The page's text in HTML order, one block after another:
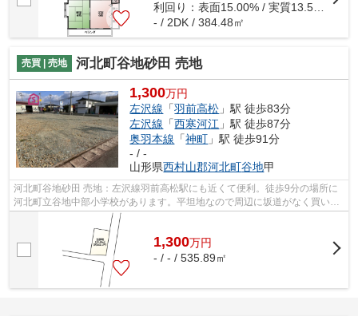
- / 2DK / 384.48㎡
売買 | 売地 河北町谷地砂田 売地
1,300万円
左沢線 「羽前高松 」駅 徒歩83分
左沢線 「西寒河江 」駅 徒歩87分
奥羽本線 「神町 」駅 徒歩91分
- / -
山形県西村山郡河北町谷地甲
河北町谷地砂田 売地：左沢線羽前高松駅にも近くて便利。徒歩9分の場所に
河北町立谷地中部小学校があります。平坦地なので周辺に坂道がなく買いも
のや通勤での負担が少ない立地です。...
1,300万円
- / - / 535.89㎡